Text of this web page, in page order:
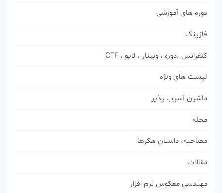
دوره های آموزشی
فازینگ
کنفرانس ،دوره ، وبینار ، لایو ، CTF
لیست های ویژه
ماشین آسیب پذیر
مصاحبه، داستان هکرها
مقالات
مهندسی معکوس نرم افزار